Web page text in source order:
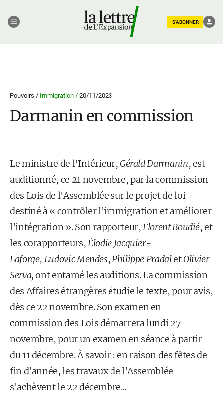
S'ABONNER
Pouvoirs / Immigration / 20/11/2023
Darmanin en commission
Le ministre de l'Intérieur,Gérald Darmanin, est
auditionné, ce 21 novembre, par la commission
des Lois de l'Assemblée sur le projet de loi
destiné à « contrôler l'immigration et améliorer
l'intégration ». Son rapporteur,Florent Boudié, et
les corapporteurs,Élodie Jacquier-
Laforge, Ludovic Mendes,Philippe PradaletOlivier
Serva,ont entamé les auditions. La commission
des Affaires étrangères étudie le texte, pour avis,
dès ce 22 novembre. Son examen en
commission des Lois démarrera lundi 27
novembre, pour un examen en séance à partir
du 11 décembre. À savoir : en raison des fêtes de
fin d'année, les travaux de l'Assemblée
s'achèvent le 22 décembre...